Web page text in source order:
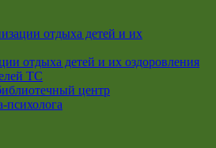
отдыха детей и их
отдыха детей и их оздоровления
ТС
центр
психолога